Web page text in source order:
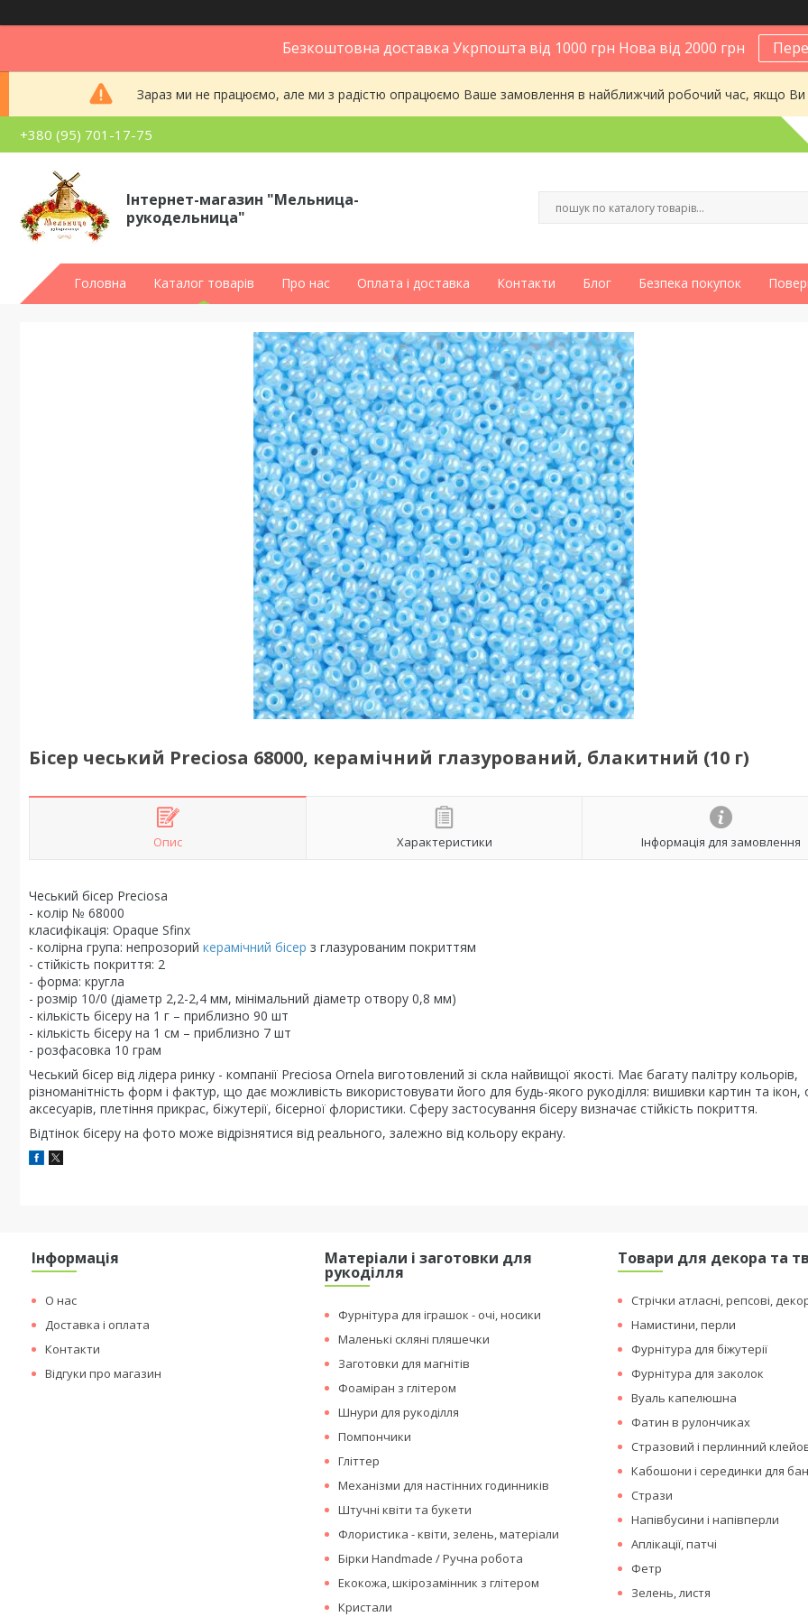
Безкоштовна доставка Укрпошта від 1000 грн Нова від 2000 грн
Зараз ми не працюємо, але ми з радістю опрацюємо Ваше замовлення в найближчий робочий час, якщо
+380 (95) 701-17-75
Інтернет-магазин "Мельница-
рукодельница"
Головна Каталог товарів Про нас Оплата і доставка Контакти Блог Безпека покупок
Бісер чеський Preciosa 68000, керамічний глазурований, блакитний (10 г)
Опис Характеристики Інформація для замовлення
Чеський бісер Preciosa
- колір № 68000
класифікація: Opaque Sfinx
- колірна група: непрозорий керамічний бісер з глазурованим покриттям
- стійкість покриття: 2
- форма: кругла
- розмір 10/0 (діаметр 2,2-2,4 мм, мінімальний діаметр отвору 0,8 мм)
- кількість бісеру на 1 г – приблизно 90 шт
- кількість бісеру на 1 см – приблизно 7 шт
- розфасовка 10 грам
Чеський бісер від лідера ринку - компанії Preciosa Ornela виготовлений зі скла найвищої якості. Має багату палітру кольорів,
різноманітність форм і фактур, що дає можливість використовувати його для будь-якого рукоділля: вишивки картин та ікон,
аксесуарів, плетіння прикрас, біжутерії, бісерної флористики. Сферу застосування бісеру визначає стійкість покриття.
Відтінок бісеру на фото може відрізнятися від реального, залежно від кольору екрану.
Інформація
О нас
Доставка і оплата
Контакти
Відгуки про магазин
Матеріали і заготовки для
рукоділля
Фурнітура для іграшок - очі, носики
Маленькі скляні пляшечки
Заготовки для магнітів
Фоаміран з глітером
Шнури для рукоділля
Помпончики
Гліттер
Механізми для настінних годинників
Штучні квіти та букети
Флористика - квіти, зелень, матеріали
Бірки Handmade / Ручна робота
Екокожа, шкірозамінник з глітером
Кристали
Товари для декора та
Стрічки атласні, репсові,
Намистини, перли
Фурнітура для біжутерії
Фурнітура для заколок
Вуаль капелюшна
Фатин в рулончиках
Стразовий і перлинний
Кабошони і серединки для
Стрази
Напівбусини і напівперли
Аплікації, патчі
Фетр
Зелень, листя